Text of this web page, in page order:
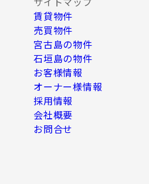
達成に必要な範囲内において業務
情報は、上記利用目的のために以
ス等を行う企業
賃貸物件
売買物件
宮古島の物件
石垣島の物件
お客様情報
オーナー様情報
採用情報
会社概要
お問合せ